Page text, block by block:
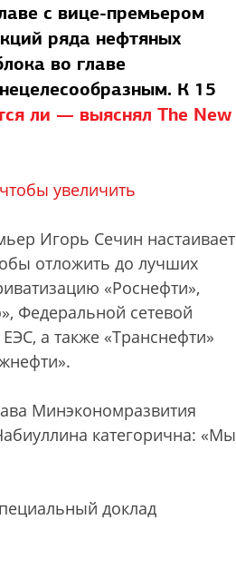
с вице-премьером
ряда нефтяных
во главе
К 15
ли — выяснял The New
увеличить
Игорь Сечин настаивает
отложить до лучших
«Роснефти»,
Федеральной сетевой
а также «Транснефти»
Минэкономразвития
категорична: «Мы
доклад